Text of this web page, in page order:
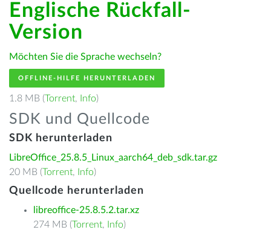
Englische Rückfall-
Version
Möchten Sie die Sprache wechseln?
OFFLINE-HILFE HERUNTERLADEN
1.8 MB (Torrent, Info)
SDK und Quellcode
SDK herunterladen
LibreOffice_25.8.5_Linux_aarch64_deb_sdk.tar.gz
20 MB (Torrent, Info)
Quellcode herunterladen
libreoffice-25.8.5.2.tar.xz
274 MB (Torrent, Info)